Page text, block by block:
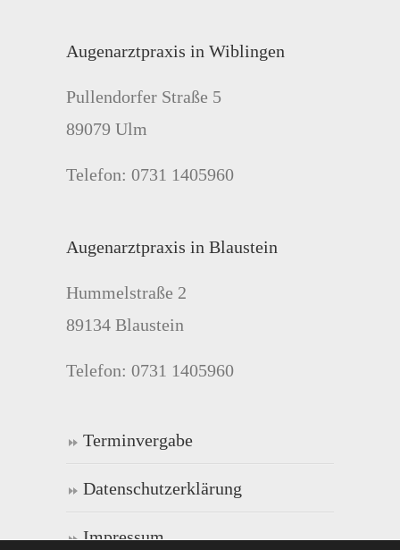
Augenarztpraxis in Wiblingen
Pullendorfer Straße 5
89079 Ulm
Telefon: 0731 1405960
Augenarztpraxis in Blaustein
Hummelstraße 2
89134 Blaustein
Telefon: 0731 1405960
Terminvergabe
Datenschutzerklärung
Impressum